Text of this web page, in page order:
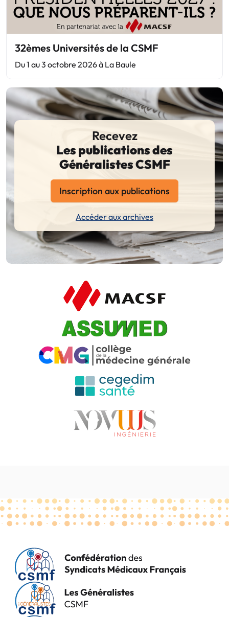
32èmes Universités de la CSMF
Du 1 au 3 octobre 2026 à La Baule
Recevez
Les publications des
Généralistes CSMF
Inscription aux publications
Accéder aux archives